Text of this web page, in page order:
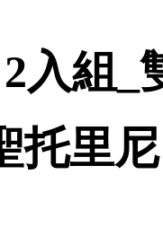
2入組
托里尼